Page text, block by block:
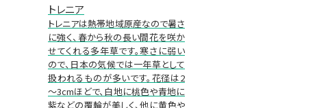
トレニア
トレニアは熱帯地域原産なので暑さ
に強く、春から秋の長い間花を咲か
せてくれる多年草です。寒さに弱い
ので、日本の気候では一年草として
扱われるものが多いです。花径は2
～3cmほどで、白地に桃色や青地に
紫などの覆輪が美しく、他に黄色や